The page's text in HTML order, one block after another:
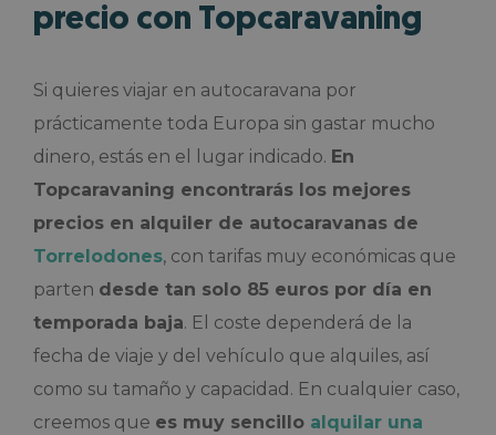
precio con Topcaravaning
Si quieres viajar en autocaravana por
prácticamente toda Europa sin gastar mucho
dinero, estás en el lugar indicado. En
Topcaravaning encontrarás los mejores
precios en alquiler de autocaravanas de
Torrelodones, con tarifas muy económicas que
parten desde tan solo 85 euros por día en
temporada baja. El coste dependerá de la
fecha de viaje y del vehículo que alquiles, así
como su tamaño y capacidad. En cualquier caso,
creemos que es muy sencillo alquilar una